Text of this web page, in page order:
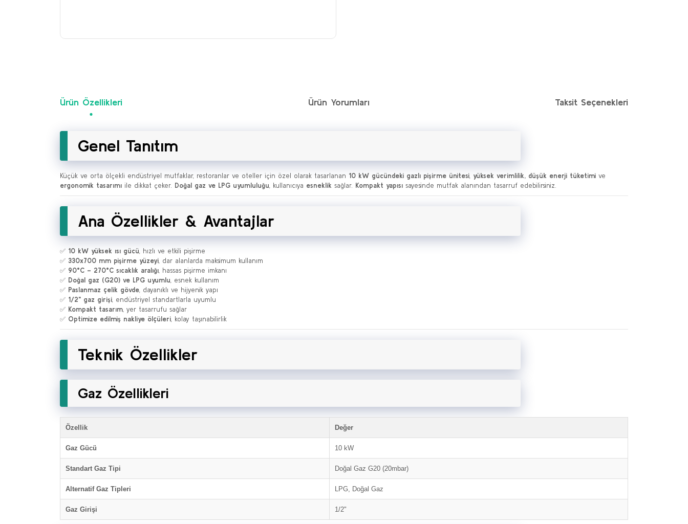
Ürün Özellikleri Ürün Yorumları Taksit Seçenekleri
Genel Tanıtım
Küçük ve orta ölçekli endüstriyel mutfaklar, restoranlar ve oteller için özel olarak tasarlanan 10 kW gücündeki gazlı pişirme ünitesi, yüksek verimlilik, düşük enerji tüketimi ve
ergonomik tasarımı ile dikkat çeker. Doğal gaz ve LPG uyumluluğu, kullanıcıya esneklik sağlar. Kompakt yapısı sayesinde mutfak alanından tasarruf edebilirsiniz.
Ana Özellikler & Avantajlar
✅ 10 kW yüksek ısı gücü, hızlı ve etkili pişirme
✅ 330x700 mm pişirme yüzeyi, dar alanlarda maksimum kullanım
✅ 90°C – 270°C sıcaklık aralığı, hassas pişirme imkanı
✅ Doğal gaz (G20) ve LPG uyumlu, esnek kullanım
✅ Paslanmaz çelik gövde, dayanıklı ve hijyenik yapı
✅ 1/2" gaz girişi, endüstriyel standartlarla uyumlu
✅ Kompakt tasarım, yer tasarrufu sağlar
✅ Optimize edilmiş nakliye ölçüleri, kolay taşınabilirlik
Teknik Özellikler
Gaz Özellikleri
Özellik Değer
Gaz Gücü 10 kW
Standart Gaz Tipi Doğal Gaz G20 (20mbar)
Alternatif Gaz Tipleri LPG, Doğal Gaz
Gaz Girişi 1/2"